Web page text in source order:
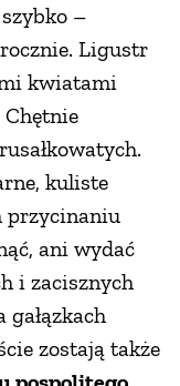
–
Ligustr
kwiatami
kuliste
przycinaniu
ani wydać
i zacisznych
gałązkach
zostają także